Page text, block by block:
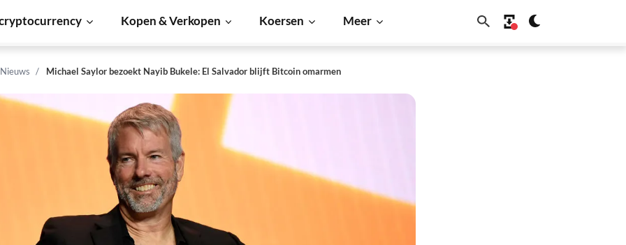
Kopen & Verkopen Koersen Meer
Michael Saylor bezoekt Nayib Bukele: El Salvador blijft Bitcoin omarmen